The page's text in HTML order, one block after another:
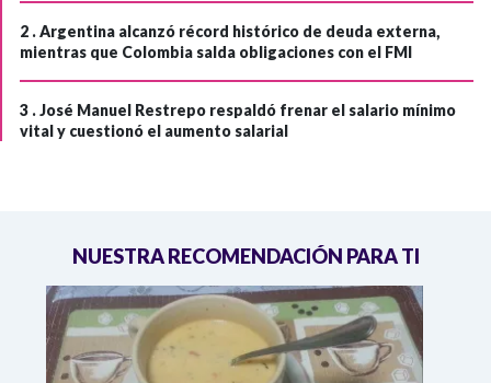
2 .Argentina alcanzó récord histórico de deuda externa,
mientras que Colombia salda obligaciones con el FMI
3 .José Manuel Restrepo respaldó frenar el salario mínimo
vital y cuestionó el aumento salarial
NUESTRA RECOMENDACIÓN PARA TI